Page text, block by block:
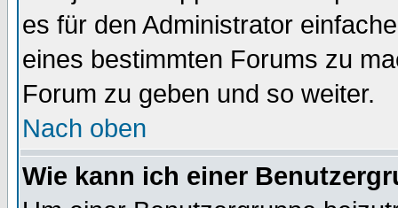
es für den Administrator
eines bestimmten Forums zu
Forum zu geben und so weiter.
Nach oben
Wie kann ich einer